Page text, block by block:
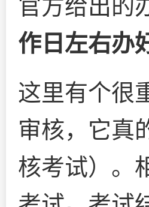
官方给出的
作日左右办
这里有个很
审核，它真
核考试）。